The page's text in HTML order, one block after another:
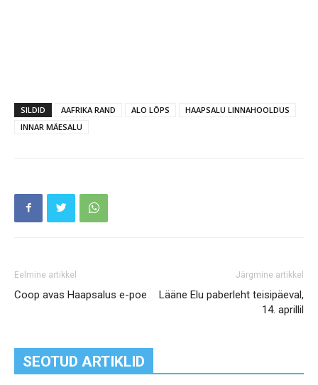
SILDID AAFRIKA RAND ALO LÕPS
HAAPSALU LINNAHOOLDUS
INNAR MÄESALU
Eelmine artikkel
Coop avas Haapsalus e-poe
Järgmine artikkel
Lääne Elu paberleht teisipäeval,
14. aprillil
SEOTUD ARTIKLID